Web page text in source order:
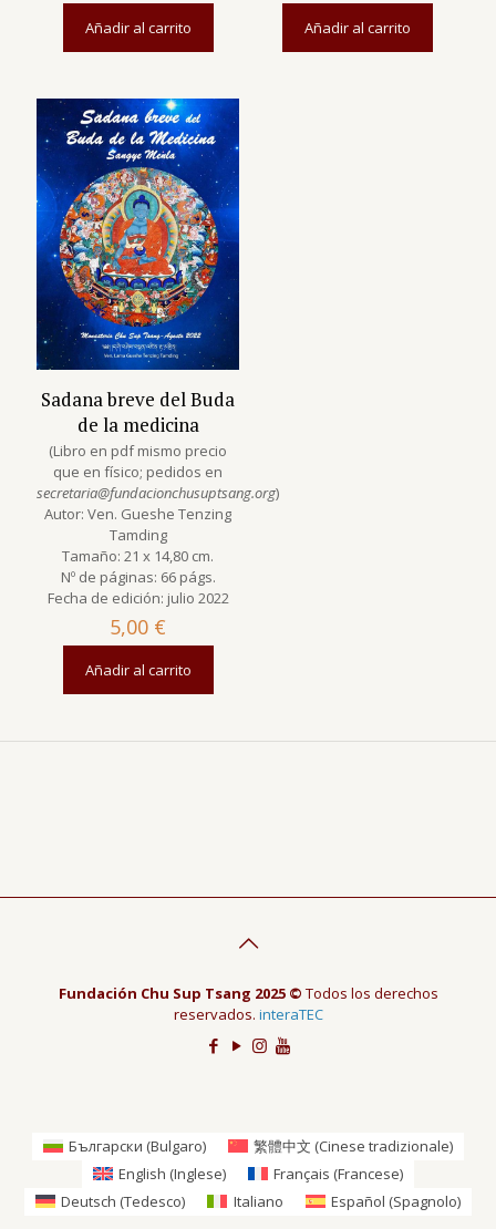
Añadir al carrito Añadir al carrito
Sadana breve del Buda
de la medicina
(Libro en pdf mismo precio
que en físico; pedidos en
secretaria@fundacionchusuptsang.org)
Autor: Ven. Gueshe Tenzing
Tamding
Tamaño: 21 x 14,80 cm.
Nº de páginas: 66 págs.
Fecha de edición: julio 2022
5,00 €
Añadir al carrito
Fundación Chu Sup Tsang 2025 © Todos los derechos
reservados. interaTEC
Български (Bulgaro) 繁體中文 (Cinese tradizionale)
English (Inglese) Français (Francese)
Deutsch (Tedesco) Italiano Español (Spagnolo)